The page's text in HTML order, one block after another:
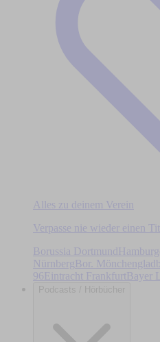
Alles zu deinem Verein
Verpasse nie wieder einen
Borussia Dortmund
Nürnberg Bor.
96Eintracht Frankfurt Bayer
Podcasts / Hörbücher